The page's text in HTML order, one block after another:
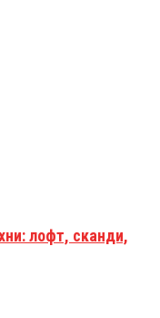
лофт, сканди,